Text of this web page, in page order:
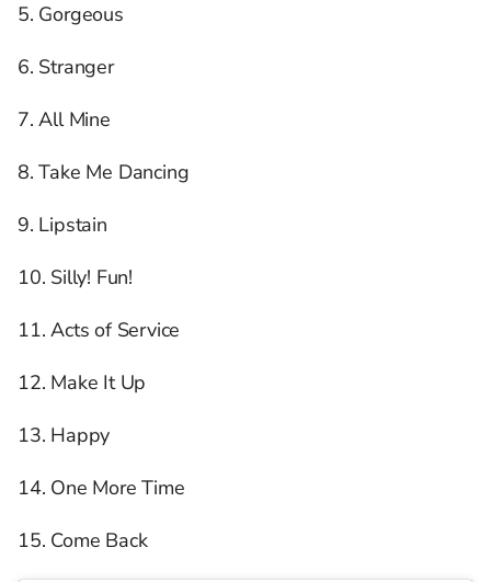
5. Gorgeous
6. Stranger
7. All Mine
8. Take Me Dancing
9. Lipstain
10. Silly! Fun!
11. Acts of Service
12. Make It Up
13. Happy
14. One More Time
15. Come Back